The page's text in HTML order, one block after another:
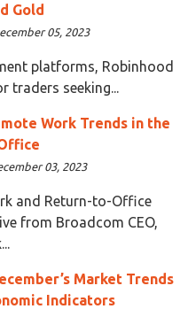
Gold
05, 2023
platforms, Robinhood
traders seeking...
Work Trends in the
03, 2023
and Return-to-Office
from Broadcom CEO,
Market Trends
Indicators